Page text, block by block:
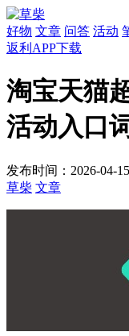
好物 文章 问答 活动
返利APP下载
淘宝天猫
活动入口
发布时间：2026-04-
草柴 文章